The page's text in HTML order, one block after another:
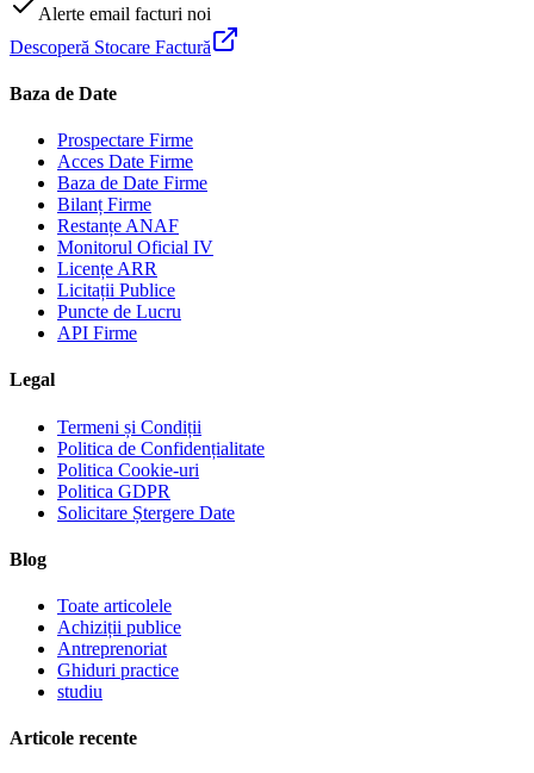
Alerte email facturi noi
Descoperă Stocare Factură
Baza de Date
Prospectare Firme
Acces Date Firme
Baza de Date Firme
Bilanț Firme
Restanțe ANAF
Monitorul Oficial IV
Licențe ARR
Licitații Publice
Puncte de Lucru
API Firme
Legal
Termeni și Condiții
Politica de Confidențialitate
Politica Cookie-uri
Politica GDPR
Solicitare Ștergere Date
Blog
Toate articolele
Achiziții publice
Antreprenoriat
Ghiduri practice
studiu
Articole recente